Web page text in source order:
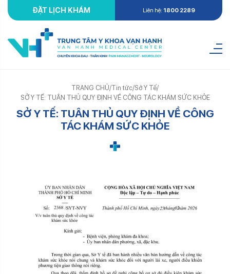
ĐẶT LỊCH KHÁM Liên hệ: 1800 2289
TRANG CHỦ/Tin tức/Sở Y Tế/
SỞ Y TẾ: TUÂN THỦ QUY ĐỊNH VỀ CÔNG TÁC KHÁM SỨC KHỎE
SỞ Y TẾ: TUÂN THỦ QUY ĐỊNH VỀ CÔNG
TÁC KHÁM SỨC KHỎE